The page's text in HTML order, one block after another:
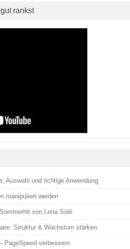
rankst
Auswahl und richtige Anwendung
manipuliert werden
von Lena Solé
Struktur & Wachstum stärken
PageSpeed verbessern